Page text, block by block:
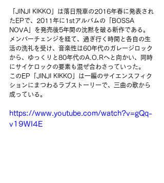
「JINJI KIKKO」は落日飛車の2016年春に発表され
たEPで、2011年に1stアルバムの「BOSSA
NOVA」を発売後5年間の沈黙を破る新作である。
メンバーチェンジを経て、過ぎ行く時間と各自の生
活の洗礼を受け、音楽性は60年代のガレージロック
から、ゆっくりと80年代のA.O.Rへと向かい、同時
にサイケロックの要素も混ぜ合わさっていった。
このEP「JINJI KIKKO」は一編のサイエンスフィク
ションにまつわるラブストーリーで、三曲の歌から
成っている。
https://www.youtube.com/watch?v=gQq-
v19WI4E